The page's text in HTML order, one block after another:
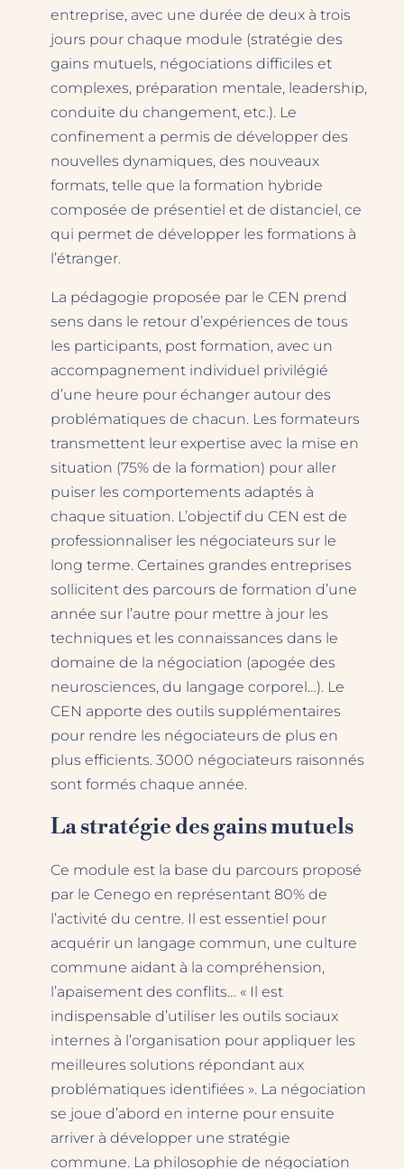
entreprise, avec une durée de deux à trois
jours pour chaque module (stratégie des
gains mutuels, négociations difficiles et
complexes, préparation mentale, leadership,
conduite du changement, etc.). Le
confinement a permis de développer des
nouvelles dynamiques, des nouveaux
formats, telle que la formation hybride
composée de présentiel et de distanciel, ce
qui permet de développer les formations à
l’étranger.
La pédagogie proposée par le CEN prend
sens dans le retour d’expériences de tous
les participants, post formation, avec un
accompagnement individuel privilégié
d’une heure pour échanger autour des
problématiques de chacun. Les formateurs
transmettent leur expertise avec la mise en
situation (75% de la formation) pour aller
puiser les comportements adaptés à
chaque situation. L’objectif du CEN est de
professionnaliser les négociateurs sur le
long terme. Certaines grandes entreprises
sollicitent des parcours de formation d’une
année sur l’autre pour mettre à jour les
techniques et les connaissances dans le
domaine de la négociation (apogée des
neurosciences, du langage corporel…). Le
CEN apporte des outils supplémentaires
pour rendre les négociateurs de plus en
plus efficients. 3000 négociateurs raisonnés
sont formés chaque année.
La stratégie des gains mutuels
Ce module est la base du parcours proposé
par le Cenego en représentant 80% de
l’activité du centre. Il est essentiel pour
acquérir un langage commun, une culture
commune aidant à la compréhension,
l’apaisement des conflits… « Il est
indispensable d’utiliser les outils sociaux
internes à l’organisation pour appliquer les
meilleures solutions répondant aux
problématiques identifiées ». La négociation
se joue d’abord en interne pour ensuite
arriver à développer une stratégie
commune. La philosophie de négociation